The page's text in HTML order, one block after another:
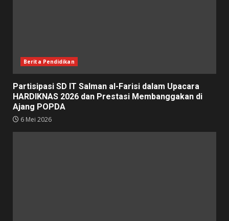
Berita Pendidikan
Partisipasi SD IT Salman al-Farisi dalam Upacara
HARDIKNAS 2026 dan Prestasi Membanggakan di
Ajang POPDA
6 Mei 2026